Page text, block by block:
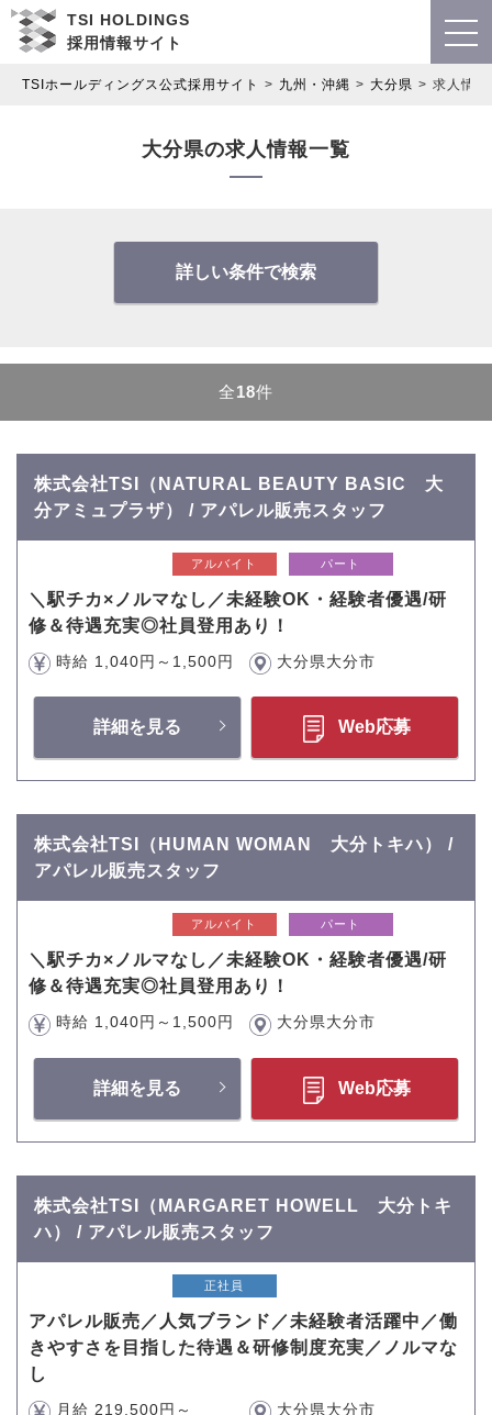
TSI HOLDINGS
採用情報サイト
TSIホールディングス公式採用サイト 九州・沖縄 大分県 求人情
大分県の求人情報一覧
詳しい条件で検索
全18件
株式会社TSI（NATURAL BEAUTY BASIC 大
分アミュプラザ） / アパレル販売スタッフ
アルバイト パート
＼駅チカ×ノルマなし／未経験OK・経験者優遇/研
修＆待遇充実◎社員登用あり！
時給 1,040円～1,500円 大分県大分市
詳細を見る Web応募
株式会社TSI（HUMAN WOMAN 大分トキハ） /
アパレル販売スタッフ
アルバイト パート
＼駅チカ×ノルマなし／未経験OK・経験者優遇/研
修＆待遇充実◎社員登用あり！
時給 1,040円～1,500円 大分県大分市
詳細を見る Web応募
株式会社TSI（MARGARET HOWELL 大分トキ
ハ） / アパレル販売スタッフ
正社員
アパレル販売／人気ブランド／未経験者活躍中／働
きやすさを目指した待遇＆研修制度充実／ノルマな
し
月給 219,500円～
大分県大分市